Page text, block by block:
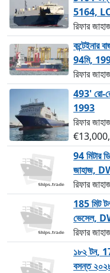
5164,
রিফার
94মি,
রিফার
493' রো-
1993
রিফার
94 মিটার
জাহাজ,
রিফার
185 মিট
ভেসেল,
রিফার
১৮২ টন,
বসন্ত